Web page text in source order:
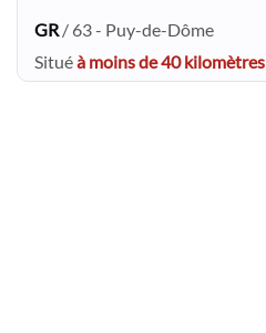
GR / 63 - Puy-de-Dôme
Situéà moins de 40 kilomètres